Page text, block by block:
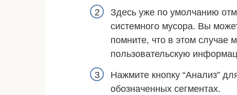
Здесь уже по умолчанию
системного мусора. Вы
помните, что в этом случае
пользовательскую
Нажмите кнопку “Анализ”
обозначенных сегментах.